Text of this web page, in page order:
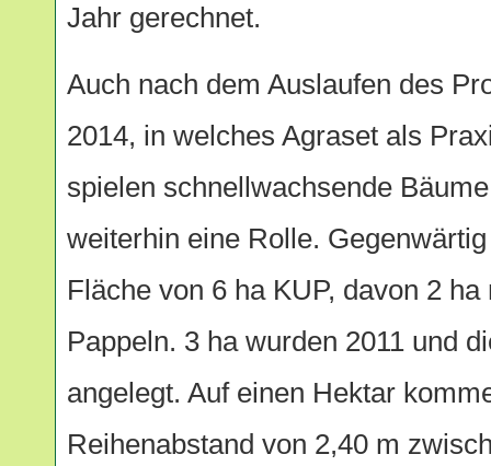
Jahr gerechnet.
Auch nach dem Auslaufen des
2014, in welches Agraset als
spielen schnellwachsende
weiterhin eine Rolle.
Fläche von 6 ha KUP, davon 2
Pappeln. 3 ha wurden 2011 und
angelegt. Auf einen Hektar
Reihenabstand von 2,40 m